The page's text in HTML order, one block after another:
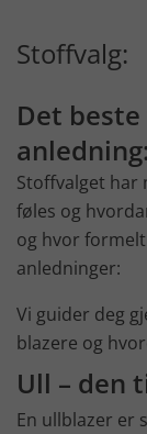
Stoffvalg:
Det
anledning:
Stoffvalget har
føles og
og hvor
anledninger:
Vi guider deg
blazere og
Ull – den
En ullblazer er